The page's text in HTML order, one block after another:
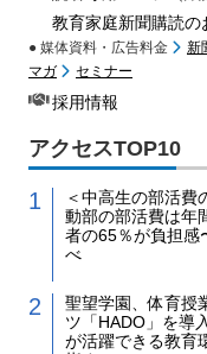
教育家庭新聞購読の
● 媒体資料・広告料金 新
マガ
セミナー
採用情報
アクセスTOP10
＜中高生の部活費
動部の部活費は年
者の65％が負担感
べ
聖望学園、体育授
ツ「HADO」を導
が活躍できる教育